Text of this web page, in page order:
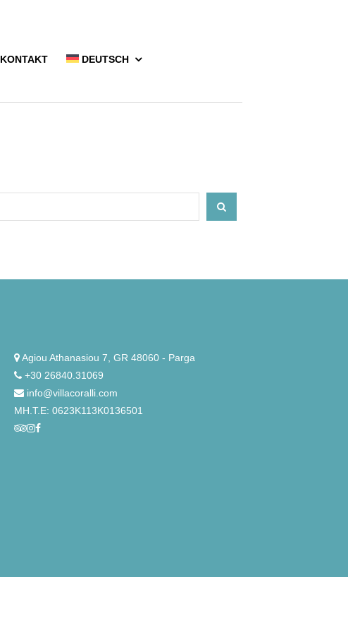
KONTAKT DEUTSCH
Agiou Athanasiou 7, GR 48060 - Parga
+30 26840.31069
info@villacoralli.com
ΜΗ.Τ.Ε: 0623K113K0136501